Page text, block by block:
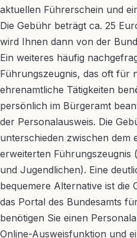
aktuellen Führerschein und
Die Gebühr beträgt ca. 25
wird Ihnen dann von der
Ein weiteres häufig
Führungszeugnis, das oft für
ehrenamtliche Tätigkeiten
persönlich im Bürgeramt
der Personalausweis. Die
unterschieden zwischen dem
erweiterten Führungszeugnis
und Jugendlichen). Eine
bequemere Alternative ist die
das Portal des Bundesamts
benötigen Sie einen
Online-Ausweisfunktion und